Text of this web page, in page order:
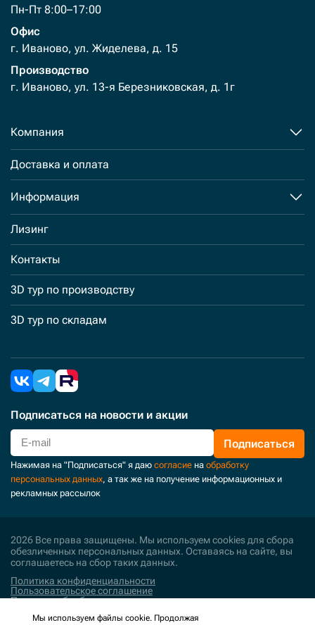
Пн-Пт 8:00–17:00
Офис
г. Иваново, ул. Жиделева, д. 15
Производство
г. Иваново, ул. 13-я Березниковская, д. 1г
Компания
Доставка и оплата
Информация
Лизинг
Контакты
3D тур по производству
3D тур по складам
Подписаться на новости и акции
Подписаться
Нажимая на "Подписаться" я даю согласие на обработку
персональных данных, а так же на получение информационных и
рекламных рассылок
2026 Все права защищены. Мы используем cookies для сбора
обезличенных персональных данных. Оставаясь на сайте, вы
соглашаетесь на сбор таких данных.
Политика конфиденциальности
Пользовательское соглашение
Политика обработки персональных данных
Мы используем файлы cookie. Продолжая